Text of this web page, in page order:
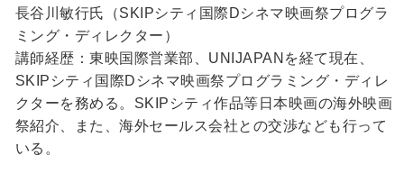
長谷川敏行氏（SKIPシティ国際Dシネマ映画祭プログラ
ミング・ディレクター）
講師経歴：東映国際営業部、UNIJAPANを経て現在、
SKIPシティ国際Dシネマ映画祭プログラミング・ディレ
クターを務める。SKIPシティ作品等日本映画の海外映画
祭紹介、また、海外セールス会社との交渉なども行って
いる。